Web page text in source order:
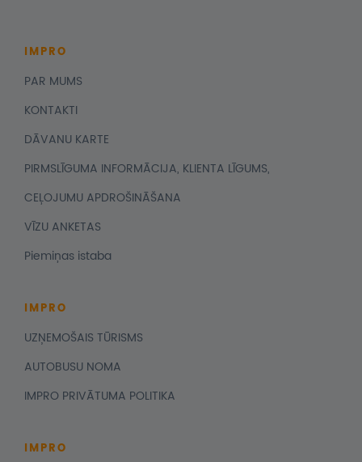
IMPRO
PAR MUMS
KONTAKTI
DĀVANU KARTE
PIRMSLĪGUMA INFORMĀCIJA, KLIENTA LĪGUMS,
CEĻOJUMU APDROŠINĀŠANA
VĪZU ANKETAS
Piemiņas istaba
IMPRO
UZŅEMOŠAIS TŪRISMS
AUTOBUSU NOMA
IMPRO PRIVĀTUMA POLITIKA
IMPRO